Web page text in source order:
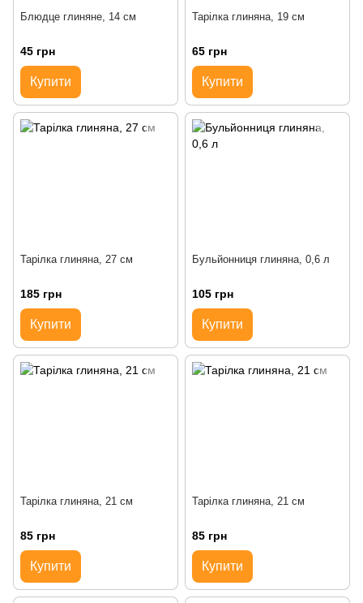
Блюдце глиняне, 14 см
45 грн
Купити
Тарілка глиняна, 19 см
65 грн
Купити
Тарілка глиняна, 27 см
185 грн
Купити
Бульйонниця глиняна, 0,6 л
105 грн
Купити
Тарілка глиняна, 21 см
85 грн
Купити
Тарілка глиняна, 21 см
85 грн
Купити